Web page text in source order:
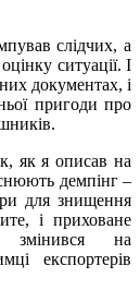
слідчих, а
ситуації. І
документах, і
пригоди про
як я описав на
демпінг –
для знищення
і приховане
змінився на
експортерів